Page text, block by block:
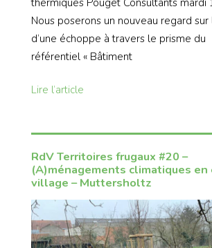
Nous poserons un nouveau regard
d’une échoppe à travers le prisme du
référentiel « Bâtiment
Lire l’article
RdV Territoires frugaux #20 –
(A)ménagements climatiques
village – Muttersholtz